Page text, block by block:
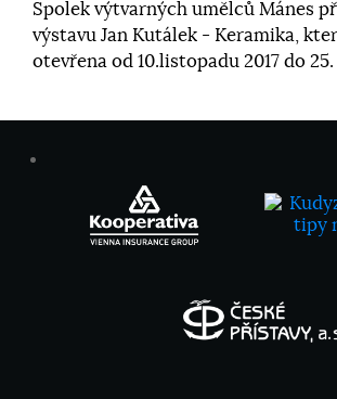
Spolek výtvarných umělců Mánes
výstavu Jan Kutálek - Keramika,
otevřena od 10.listopadu 2017 do 25.